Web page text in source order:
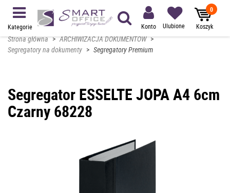
Kategorie Konto Ulubione
0
Koszyk
Strona główna > ARCHIWIZACJA DOKUMENTÓW >
Segregatory na dokumenty > Segregatory Premium
Segregator ESSELTE JOPA A4 6cm
Czarny 68228